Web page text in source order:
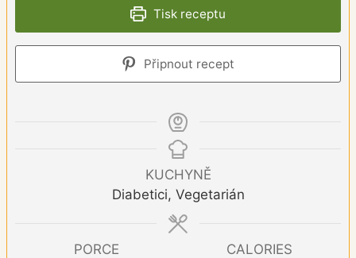
Tisk receptu
Připnout recept
KUCHYNĚ
Diabetici, Vegetarián
PORCE
CALORIES